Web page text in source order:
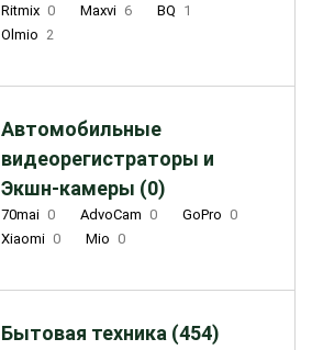
Ritmix 0 Maxvi 6 BQ 1
Olmio 2
Автомобильные
видеорегистраторы и
Экшн-камеры (0)
70mai 0 AdvoCam 0 GoPro 0
Xiaomi 0 Mio 0
Бытовая техника (454)